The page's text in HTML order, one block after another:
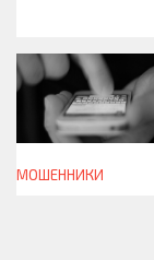
ВЧЕРА, 19:00
МОШЕННИКИ